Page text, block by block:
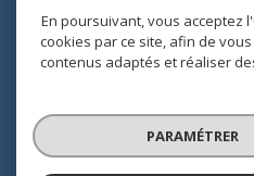
Nos honoraires
Nos
En poursuivant, vous acceptez
cookies par ce site, afin de
contenus adaptés et réaliser
PARAMÉTRER